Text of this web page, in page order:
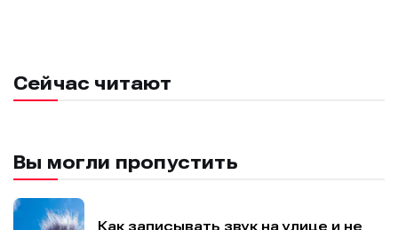
Сейчас читают
Вы могли пропустить
Как записывать звук на улице и не